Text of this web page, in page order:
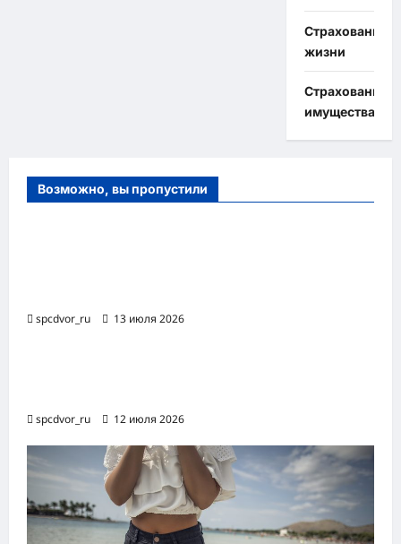
Страхование
жизни
Страхование
имущества
Возможно, вы пропустили
spcdvor_ru 13 июля 2026
spcdvor_ru 12 июля 2026